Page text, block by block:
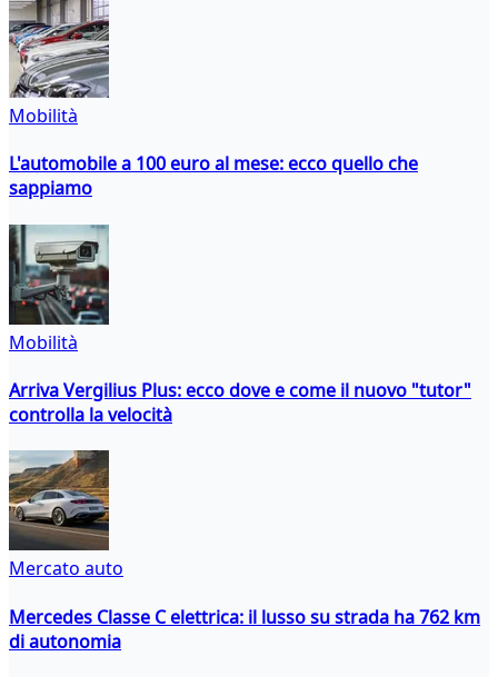
Mobilità
L'automobile a 100 euro al mese: ecco quello che
sappiamo
Mobilità
Arriva Vergilius Plus: ecco dove e come il nuovo "tutor"
controlla la velocità
Mercato auto
Mercedes Classe C elettrica: il lusso su strada ha 762 km
di autonomia